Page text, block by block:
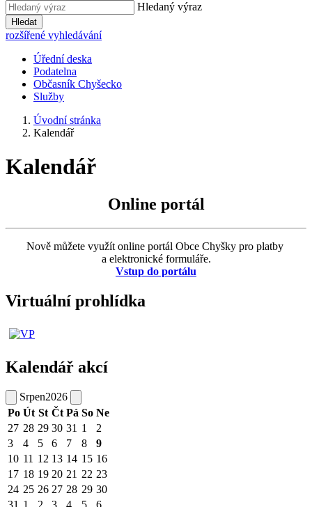
Hledaný výraz
Hledat
rozšířené vyhledávání
Úřední deska
Podatelna
Občasník Chyšecko
Služby
Úvodní stránka
Kalendář
Kalendář
Online portál
Nově můžete využít online portál Obce Chyšky pro platby
a elektronické formuláře.
Vstup do portálu
Virtuální prohlídka
Kalendář akcí
Srpen2026
Po Út St Čt Pá So Ne
27 28 29 30 31 1
2
3
4 5 6 7 8
9
10 11 12 13 14 15 16
17 18 19 20 21 22 23
24 25 26 27 28 29 30